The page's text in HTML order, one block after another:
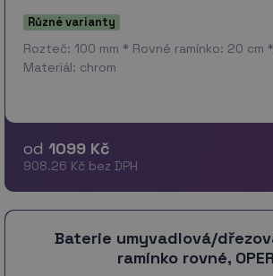
Různé varianty
Rozteč: 100 mm * Rovné ramínko: 20 cm
Materiál: chrom
od 1099 Kč
908.26 Kč bez DPH
Baterie umyvadlová/
ramínko rovné,